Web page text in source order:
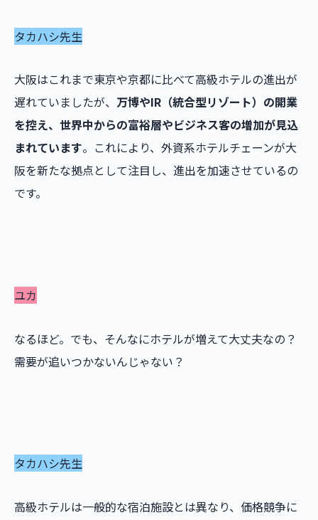
タカハシ先生
大阪はこれまで東京や京都に比べて高級ホテルの進出が
遅れていましたが、 万博やIR（統合型リゾート）の開業
を控え、世界中からの富裕層やビジネス客の増加が見込
まれています。これにより、外資系ホテルチェーンが大
阪を新たな拠点として注目し、進出を加速させているの
です。
ユカ
なるほど。でも、そんなにホテルが増えて大丈夫なの？
需要が追いつかないんじゃない？
タカハシ先生
高級ホテルは一般的な宿泊施設とは異なり、価格競争に